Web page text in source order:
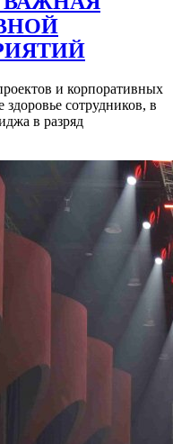
и корпоративных
сотрудников, в
в разряд